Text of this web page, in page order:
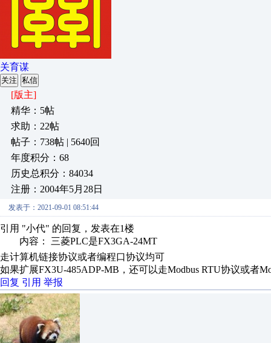
关育谋
关注 私信
[版主]
精华：5帖
求助：22帖
帖子：738帖 | 5640回
年度积分：68
历史总积分：84034
注册：2004年5月28日
发表于：2021-09-01 08:51:44
引用 "小代" 的回复，发表在1楼
内容： 三菱PLC是FX3GA-24MT
走计算机链接协议或者编程口协议均可
如果扩展FX3U-485ADP-MB，还可以走Modbus RTU协议或者
回复 引用 举报